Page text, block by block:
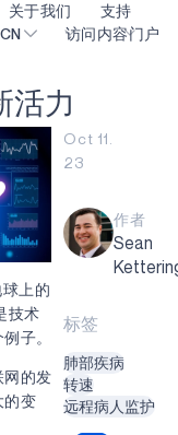
关于我们
客
业生涯
我们共创未来
活动
资者关系
息
作伙伴关系的成功亮点
何选择 Ambiq
支持
术语表
我们的合作
资源
常见问题
CN 访问内容门户
活力
上的
技术
子。
网的发
的变
Oct 11.
23
作者
Sean
标签
肺部疾病
转速
远程病人监护